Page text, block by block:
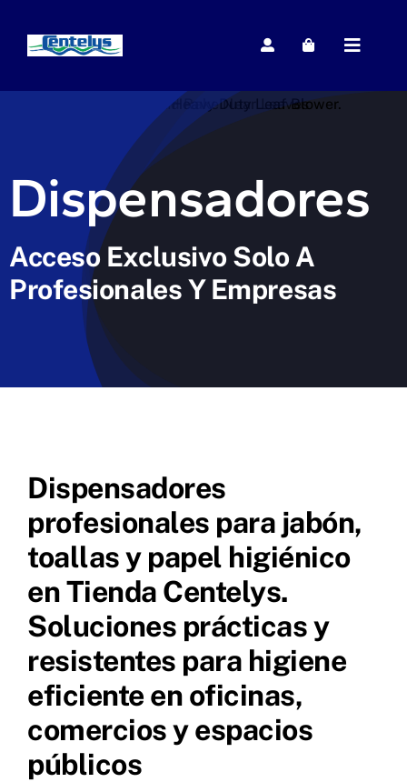
Toggle
Inicio
Papel y Celulosa
Jabones
Dosificadores
Soportes y Accesorios
Contacto
Dispensadores
Acceso Exclusivo Solo A
Profesionales Y Empresas
Dispensadores
profesionales para jabón,
toallas y papel higiénico
en Tienda Centelys.
Soluciones prácticas y
resistentes para higiene
eficiente en oficinas,
comercios y espacios
públicos